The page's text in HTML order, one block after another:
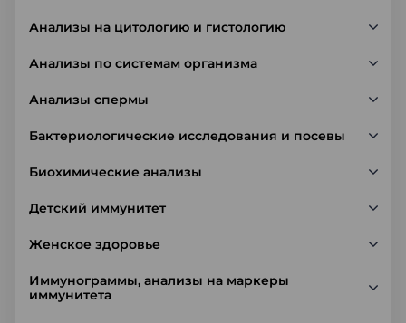
Анализы на цитологию и гистологию
Анализы по системам организма
Анализы спермы
Бактериологические исследования и посевы
Биохимические анализы
Детский иммунитет
Женское здоровье
Иммунограммы, анализы на маркеры
иммунитета